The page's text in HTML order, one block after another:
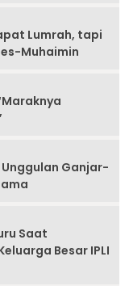
Lumrah, tapi
Muhaimin
Ganjar-
Saat
Besar IPLI